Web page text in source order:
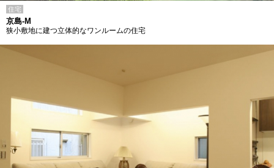
住宅
京島-M
狭小敷地に建つ立体的なワンルームの住宅